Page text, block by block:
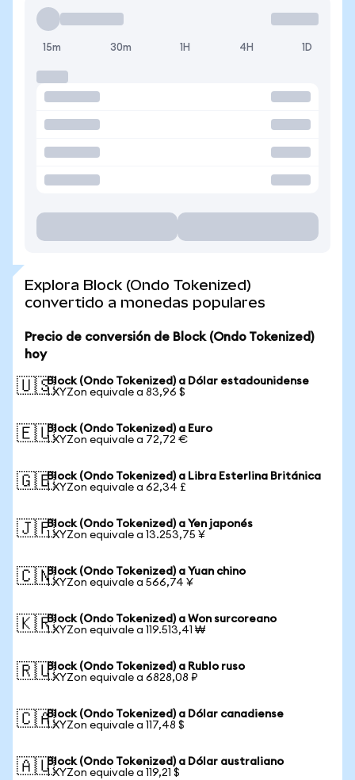
15m 30m 1H 4H 1D
Explora Block (Ondo Tokenized)
convertido a monedas populares
Precio de conversión de Block (Ondo Tokenized)
hoy
🇺🇸Block (Ondo Tokenized) a Dólar estadounidense
1 XYZon equivale a 83,96 $
🇪🇺Block (Ondo Tokenized) a Euro
1 XYZon equivale a 72,72 €
🇬🇧Block (Ondo Tokenized) a Libra Esterlina Británica
1 XYZon equivale a 62,34 £
🇯🇵Block (Ondo Tokenized) a Yen japonés
1 XYZon equivale a 13.253,75 ¥
🇨🇳Block (Ondo Tokenized) a Yuan chino
1 XYZon equivale a 566,74 ¥
🇰🇷Block (Ondo Tokenized) a Won surcoreano
1 XYZon equivale a 119.513,41 ₩
🇷🇺Block (Ondo Tokenized) a Rublo ruso
1 XYZon equivale a 6828,08 ₽
🇨🇦Block (Ondo Tokenized) a Dólar canadiense
1 XYZon equivale a 117,48 $
🇦🇺Block (Ondo Tokenized) a Dólar australiano
1 XYZon equivale a 119,21 $